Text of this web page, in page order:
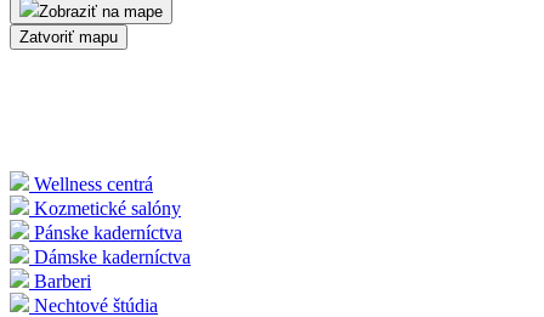
Zobraziť na mape
Zatvoriť mapu
Wellness centrá
Kozmetické salóny
Pánske kaderníctva
Dámske kaderníctva
Barberi
Nechtové štúdia